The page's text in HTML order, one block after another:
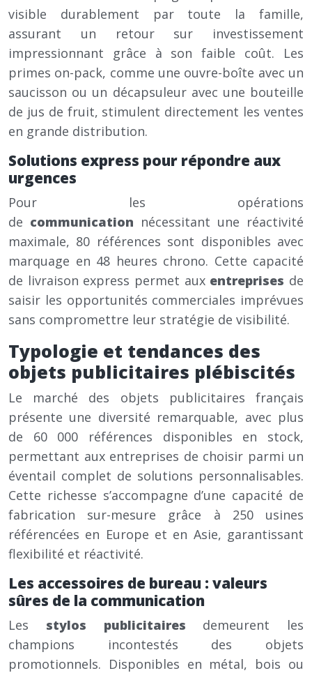
visible durablement par toute la famille,
assurant un retour sur investissement
impressionnant grâce à son faible coût. Les
primes on-pack, comme une ouvre-boîte avec un
saucisson ou un décapsuleur avec une bouteille
de jus de fruit, stimulent directement les ventes
en grande distribution.
Solutions express pour répondre aux
urgences
Pour les opérations
de communication nécessitant une réactivité
maximale, 80 références sont disponibles avec
marquage en 48 heures chrono. Cette capacité
de livraison express permet aux entreprises de
saisir les opportunités commerciales imprévues
sans compromettre leur stratégie de visibilité.
Typologie et tendances des
objets publicitaires plébiscités
Le marché des objets publicitaires français
présente une diversité remarquable, avec plus
de 60 000 références disponibles en stock,
permettant aux entreprises de choisir parmi un
éventail complet de solutions personnalisables.
Cette richesse s’accompagne d’une capacité de
fabrication sur-mesure grâce à 250 usines
référencées en Europe et en Asie, garantissant
flexibilité et réactivité.
Les accessoires de bureau : valeurs
sûres de la communication
Les stylos publicitaires demeurent les
champions incontestés des objets
promotionnels. Disponibles en métal, bois ou